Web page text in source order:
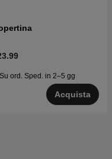
Su ord. Sped. in 2–5 gg
Acquista